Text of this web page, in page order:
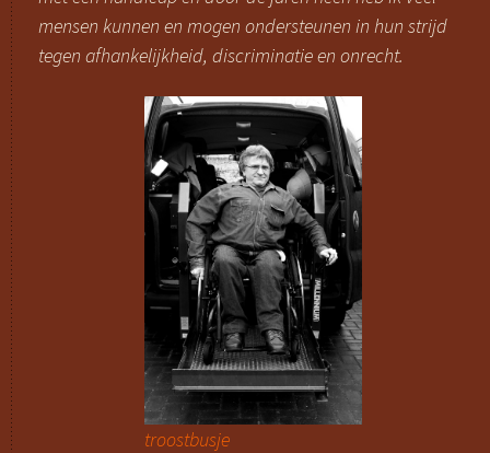
mensen kunnen en mogen ondersteunen in hun strijd
tegen afhankelijkheid, discriminatie en onrecht.
troostbusje